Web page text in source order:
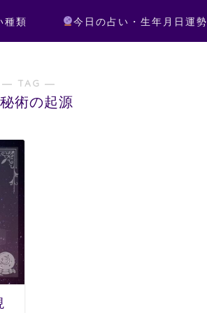
種類 今日の占い・生年月日運勢
― TAG ―
術の起源